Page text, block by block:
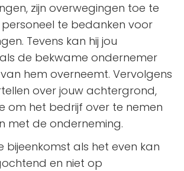
zijn overwegingen toe te
te bedanken voor
Tevens kan hij jou
de bekwame ondernemer
hem overneemt. Vervolgens
over jouw achtergrond,
om het bedrijf over te nemen
met de onderneming.
bijeenkomst als het even kan
en niet op